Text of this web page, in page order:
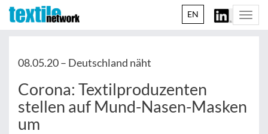
EN
08.05.20 – Deutschland näht
Corona: Textilproduzenten
stellen auf Mund-Nasen-Masken
um